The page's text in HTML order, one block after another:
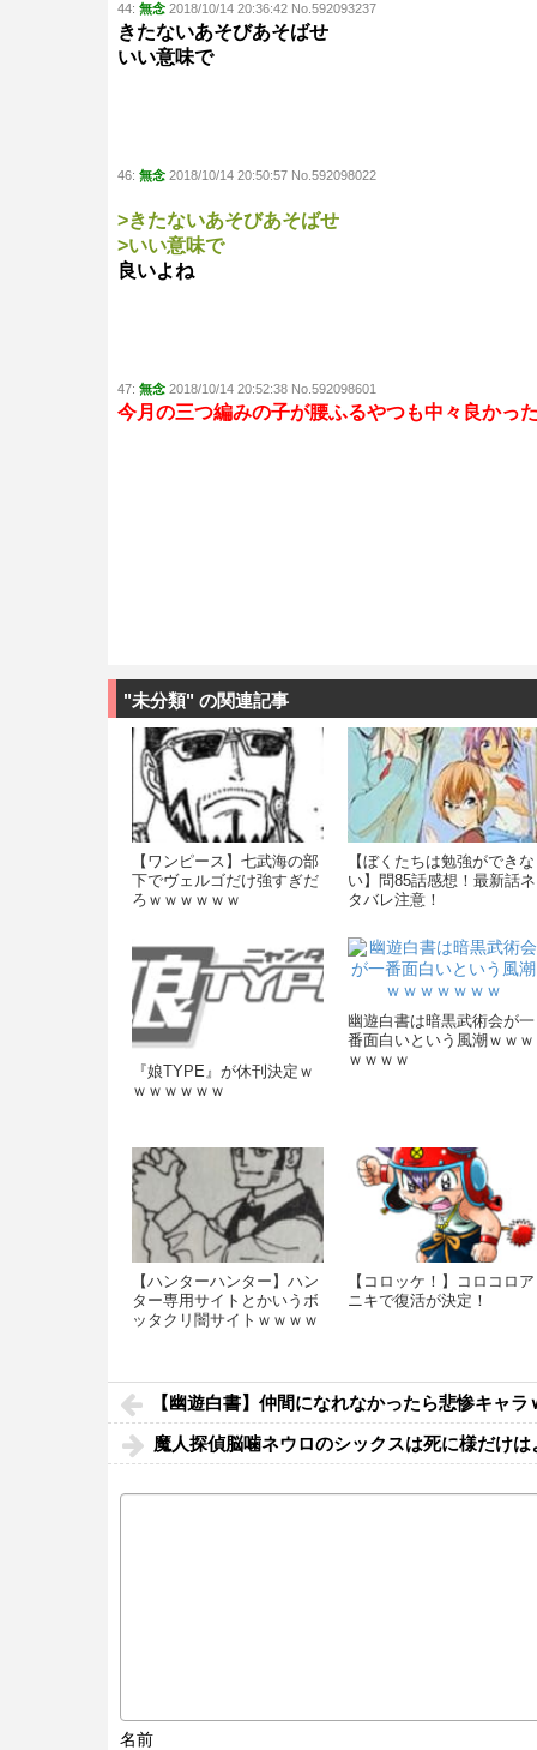
44: 無念 2018/10/14 20:36:42 No.592093237
きたないあそびあそばせ
いい意味で
46: 無念 2018/10/14 20:50:57 No.592098022
>きたないあそびあそばせ
>いい意味で
良いよね
47: 無念 2018/10/14 20:52:38 No.592098601
今月の三つ編みの子が腰ふるやつも中々良かっ
"未分類" の関連記事
【ワンピース】七武海の部
下でヴェルゴだけ強すぎだ
ろｗｗｗｗｗｗ
【ぼくたちは勉強ができな
い】問85話感想！最新話ネ
タバレ注意！
『娘TYPE』が休刊決定ｗ
ｗｗｗｗｗｗ
幽遊白書は暗黒武術会が一
番面白いという風潮ｗｗｗ
ｗｗｗｗ
【ハンターハンター】ハン
ター専用サイトとかいうボ
ッタクリ闇サイトｗｗｗｗ
【コロッケ！】コロコロア
ニキで復活が決定！
【幽遊白書】仲間になれなかったら悲惨キャ
魔人探偵脳噛ネウロのシックスは死に様だけ
名前